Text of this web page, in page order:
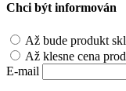
Chci být informován
Až bude produkt
Až klesne cena
E-mail